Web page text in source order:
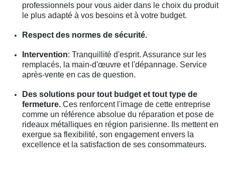
professionnels pour vous aider dans le choix du produit
le plus adapté à vos besoins et à votre budget.
Respect des normes de sécurité.
Intervention: Tranquillité d'esprit. Assurance sur les
remplacés, la main-d'œuvre et l'dépannage. Service
après-vente en cas de question.
Des solutions pour tout budget et tout type de
fermeture. Ces renforcent l'image de cette entreprise
comme un référence absolue du réparation et pose de
rideaux métalliques en région parisienne. Ils mettent en
exergue sa flexibilité, son engagement envers la
excellence et la satisfaction de ses consommateurs.